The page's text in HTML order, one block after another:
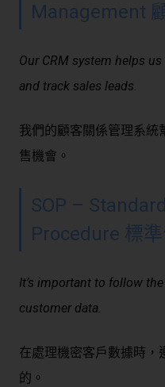
Management
Our CRM system helps
and track sales leads.
我們的顧客關係管理系統
售機會。
SOP –
Procedure 標
It’s important to follow
customer data.
在處理機密客戶數據時，
的。